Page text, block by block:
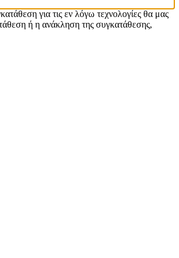
για τις εν λόγω τεχνολογίες θα μας
ή η ανάκληση της συγκατάθεσης,